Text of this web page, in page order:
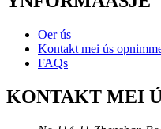
Oer ús
Kontakt mei ús
FAQs
KONTAKT MEI